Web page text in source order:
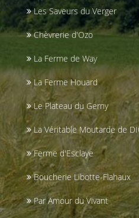
Les Saveurs du Verger
Chèvrerie d'Ozo
La Ferme de Way
La Ferme Houard
Le Plateau du Gerny
La Véritable Moutarde de
Ferme d'Esclaye
Boucherie Libotte-Flahaux
Par Amour du Vivant